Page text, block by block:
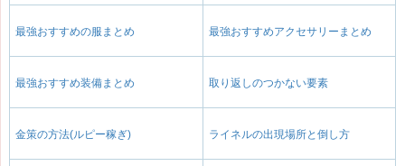
最強おすすめの服まとめ 最強おすすめアクセサリーまとめ
最強おすすめ装備まとめ 取り返しのつかない要素
金策の方法(ルピー稼ぎ) ライネルの出現場所と倒し方